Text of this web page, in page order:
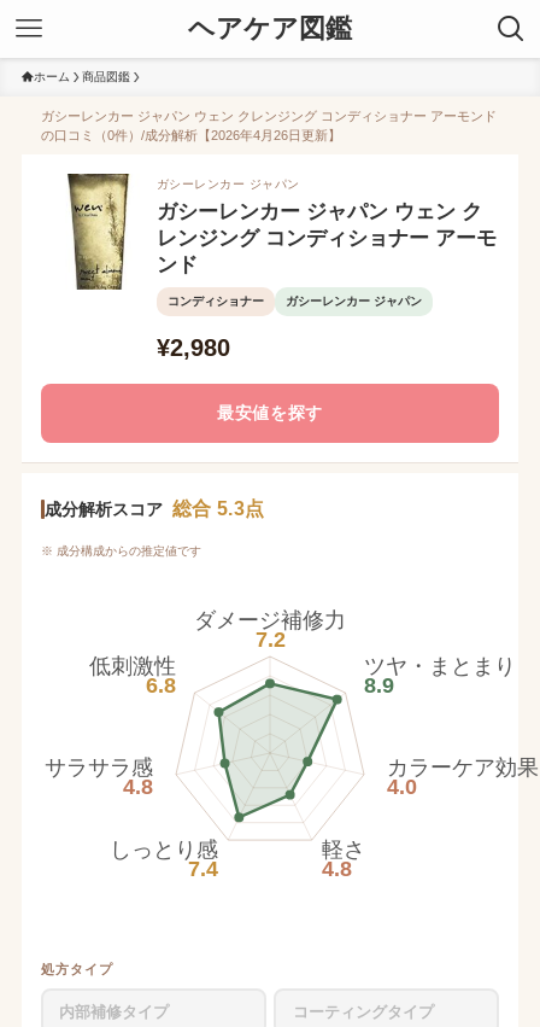
ヘアケア図鑑
ホーム 商品図鑑
ガシーレンカー ジャパン ウェン クレンジング コンディショナー アーモンド
の口コミ（0件）/成分解析【2026年4月26日更新】
ガシーレンカー ジャパン
ガシーレンカー ジャパン ウェン ク
レンジング コンディショナー アーモ
ンド
コンディショナー ガシーレンカー ジャパン
¥2,980
最安値を探す
成分解析スコア 総合 5.3点
※ 成分構成からの推定値です
ダメージ補修力
7.2
ツヤ・まとまり
8.9
カラーケア効果
4.0
軽さ
4.8
しっとり感
7.4
サラサラ感
4.8
低刺激性
6.8
処方タイプ
内部補修タイプ コーティングタイプ